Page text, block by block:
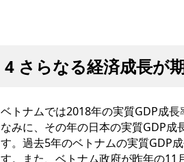
4 さらなる経済成長が
ベトナムでは2018年の実質GDP成
なみに、その年の日本の実質GDP成
す。過去5年のベトナムの実質GDP
す。また、ベトナム政府が昨年の11